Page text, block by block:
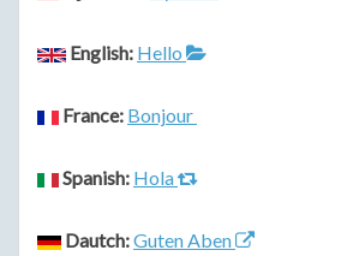
English: Hello
France: Bonjour
Spanish: Hola
Dautch:Guten Aben